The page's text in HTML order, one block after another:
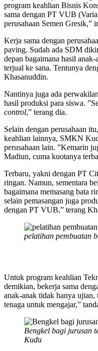
program keahlian Bisnis
sama dengan PT VUB
perusahaan Semen Gresik,”
Kerja sama dengan
paving. Sudah ada SDM
depan bagaimana hasil
terjual ke sana. Tentunya
Khasanuddin.
Nantinya juga ada
hasil produksi para siswa.
control,” terang dia.
Selain dengan perusahaan
keahlian lainnya, SMKN
perusahaan lain. ”Kemarin
Madiun, cuma kuotanya
Terbaru, yakni dengan PT
ringan. Namun, sementara
bagaimana memasang bata
selain pemasangan juga
dengan PT VUB,” terang
pelatihan pembuatan
Untuk program keahlian
demikian, bekerja sama
anak-anak tidak hanya ujian,
tenaga untuk mengajar,”
Bengkel bagi jurusan
Kudu